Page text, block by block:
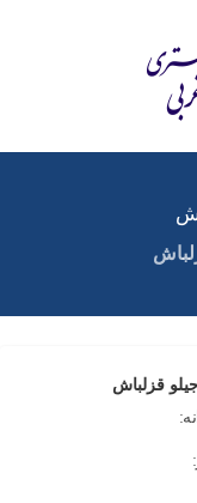
قزلباش